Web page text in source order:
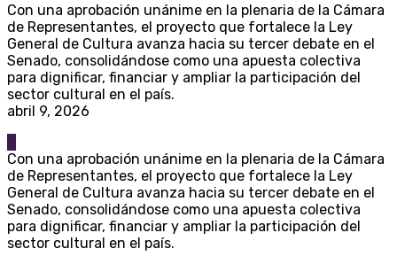
Con una aprobación unánime en la plenaria de la Cámara
de Representantes, el proyecto que fortalece la Ley
General de Cultura avanza hacia su tercer debate en el
Senado, consolidándose como una apuesta colectiva
para dignificar, financiar y ampliar la participación del
sector cultural en el país.
abril 9, 2026
Con una aprobación unánime en la plenaria de la Cámara
de Representantes, el proyecto que fortalece la Ley
General de Cultura avanza hacia su tercer debate en el
Senado, consolidándose como una apuesta colectiva
para dignificar, financiar y ampliar la participación del
sector cultural en el país.